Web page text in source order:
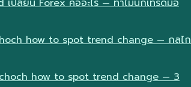
how to spot trend change — กลไก
how to spot trend change — 3